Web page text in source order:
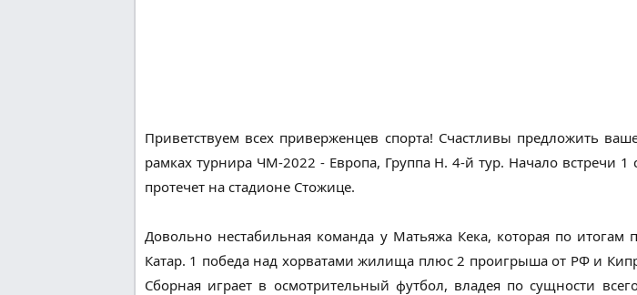
Приветствуем всех приверженцев спорта! Счастливы предложить
рамках турнира ЧМ-2022 - Европа, Группа H. 4-й тур. Начало встречи
протечет на стадионе Стожице.
Довольно нестабильная команда у Матьяжа Кека, которая по
Катар. 1 победа над хорватами жилища плюс 2 проигрыша от РФ и
Сборная играет в осмотрительный футбол, владея по сущности